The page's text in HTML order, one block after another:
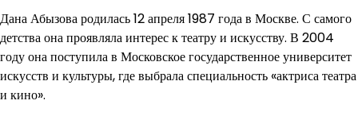
Дана Абызова родилась 12 апреля 1987 года в Москве. С самого
детства она проявляла интерес к театру и искусству. В 2004
году она поступила в Московское государственное университет
искусств и культуры, где выбрала специальность «актриса театра
и кино».